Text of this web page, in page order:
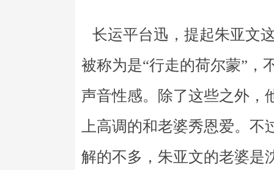
长运平台迅，提起朱亚文
被称为是“行走的荷尔蒙”，
声音性感。除了这些之外，
上高调的和老婆秀恩爱。
解的不多，朱亚文的老婆是